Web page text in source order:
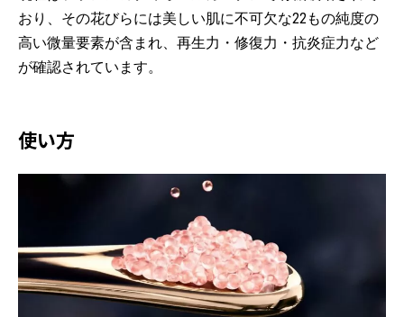
おり、その花びらには美しい肌に不可欠な22もの純度の
高い微量要素が含まれ、再生力・修復力・抗炎症力など
が確認されています。
使い方